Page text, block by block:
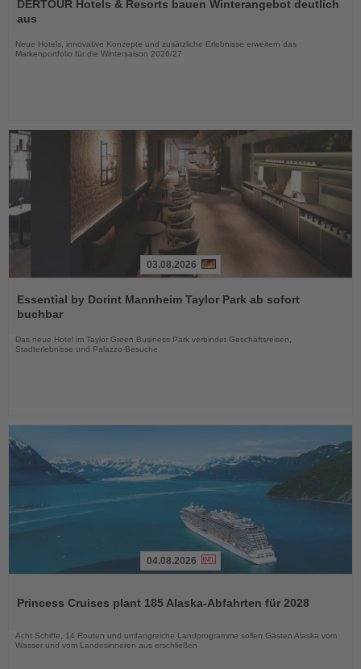
die
DERTOUR Hotels & Resorts bauen Winterangebot deutlich
aus
Neue Hotels, innovative Konzepte und zusätzliche Erlebnisse erweitern das
Markenportfolio für die Wintersaison 2026/27
Sie
die
03.08.2026
Essential by Dorint Mannheim Taylor Park ab sofort
buchbar
Das neue Hotel im Taylor Green Business Park verbindet Geschäftsreisen,
Stadterlebnisse und Palazzo-Besuche
die
04.08.2026
Princess Cruises plant 185 Alaska-Abfahrten für 2028
Acht Schiffe, 14 Routen und umfangreiche Landprogramme sollen Gästen Alaska vom
Wasser und vom Landesinneren aus erschließen